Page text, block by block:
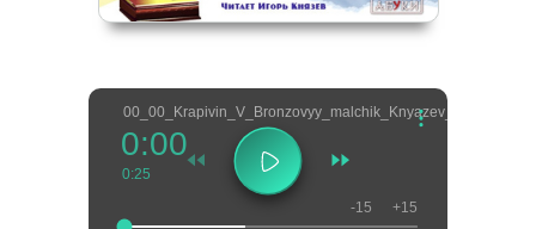
00_00_Krapivin_V_Bronzovyy_malchik_Knyazev_I
0:00
0:25
-15 +15